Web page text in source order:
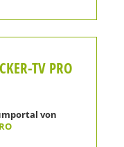
TV PRO
von